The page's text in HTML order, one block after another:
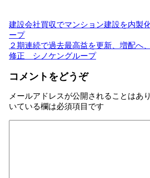
建設会社買収でマンション建設を内
ープ
２期連続で過去最高益を更新、増配へ
修正 シノケングループ
コメントをどうぞ
メールアドレスが公開されることはあ
いている欄は必須項目です